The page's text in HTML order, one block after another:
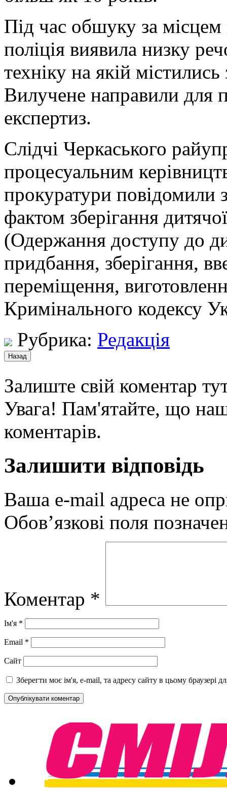
Під час обшуку за
поліція виявила низку
техніку на якій
Вилучене направили для
експертиз.
Слідчі Черкаського
процесуальним
прокуратури повідомили
фактом зберігання
(Одержання доступу до
придбання, зберігання,
переміщення,
Кримінального кодексу
Рубрика: Редакція
Залиште свій коментар
Увага! Пам'ятайте, що
коментарів.
Залишити відповідь
Ваша e-mail адреса не
Обов’язкові поля
Коментар *
Ім'я *
Email *
Сайт
Зберегти моє ім'я, e-mail, та адресу сайту в цьому браузері